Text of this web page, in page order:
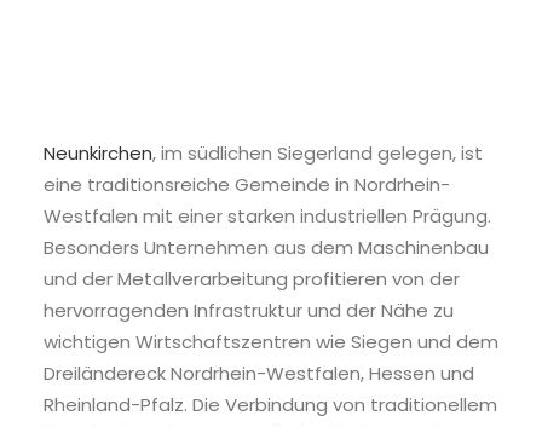
Neunkirchen, im südlichen Siegerland gelegen, ist
eine traditionsreiche Gemeinde in Nordrhein-
Westfalen mit einer starken industriellen Prägung.
Besonders Unternehmen aus dem Maschinenbau
und der Metallverarbeitung profitieren von der
hervorragenden Infrastruktur und der Nähe zu
wichtigen Wirtschaftszentren wie Siegen und dem
Dreiländereck Nordrhein-Westfalen, Hessen und
Rheinland-Pfalz. Die Verbindung von traditionellem